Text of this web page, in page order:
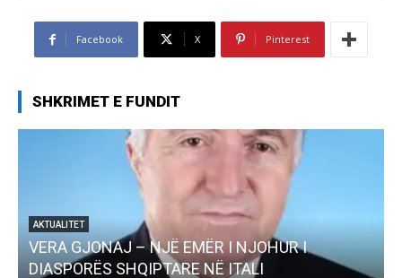
Facebook X Pinterest
SHKRIMET E FUNDIT
AKTUALITET
Pregaditi Gjin Musa-Rome- Shtator 2025